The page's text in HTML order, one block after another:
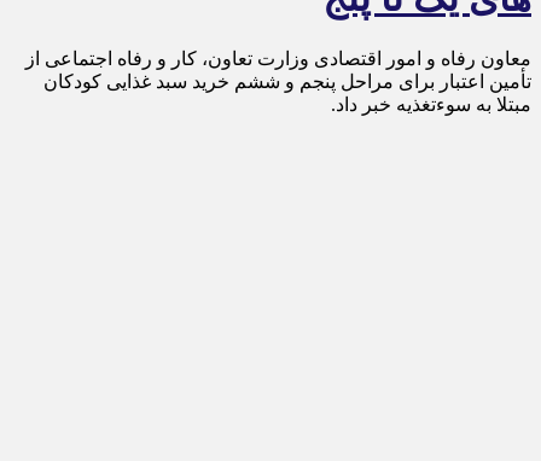
معاون رفاه و امور اقتصادی وزارت تعاون، کار و رفاه اجتماعی از
تأمین اعتبار برای مراحل پنجم و ششم خرید سبد غذایی کودکان
مبتلا به سوءتغذیه خبر داد.